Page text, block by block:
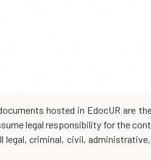
hosted in EdocUR are
legal responsibility for the
criminal, civil,